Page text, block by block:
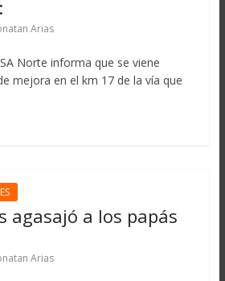
Arias
Norte informa que se viene
mejora en el km 17 de la vía que
agasajó a los papás
Arias